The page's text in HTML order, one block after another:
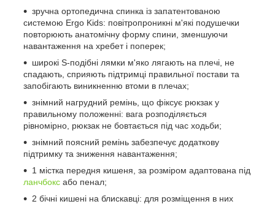
зручна ортопедична спинка із запатентованою
системою Ergo Kids: повітропроникні м'які подушечки
повторюють анатомічну форму спини, зменшуючи
навантаження на хребет і поперек;
широкі S-подібні лямки м'яко лягають на плечі, не
спадають, сприяють підтримці правильної постави та
запобігають виникненню втоми в плечах;
знімний нагрудний ремінь, що фіксує рюкзак у
правильному положенні: вага розподіляється
рівномірно, рюкзак не бовтається під час ходьби;
знімний поясний ремінь забезпечує додаткову
підтримку та зниження навантаження;
1 містка передня кишеня, за розміром адаптована під
ланчбокс або пенал;
2 бічні кишені на блискавці: для розміщення в них